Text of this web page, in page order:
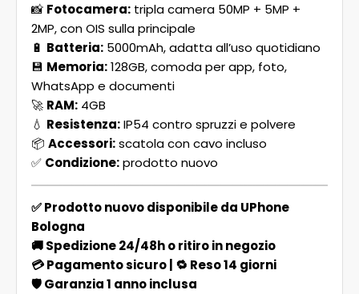
📸 Fotocamera: tripla camera 50MP + 5MP +
2MP, con OIS sulla principale
🔋 Batteria: 5000mAh, adatta all’uso quotidiano
💾 Memoria:128GB, comoda per app, foto,
WhatsApp e documenti
🚀 RAM: 4GB
💧 Resistenza:IP54 contro spruzzi e polvere
📦 Accessori:scatola con cavo incluso
✅ Condizione:prodotto nuovo
✅ Prodotto nuovo disponibile da UPhone
Bologna
🚚 Spedizione 24/48h o ritiro in negozio
💳 Pagamento sicuro | 🔁 Reso 14 giorni
🛡️ Garanzia 1 anno inclusa